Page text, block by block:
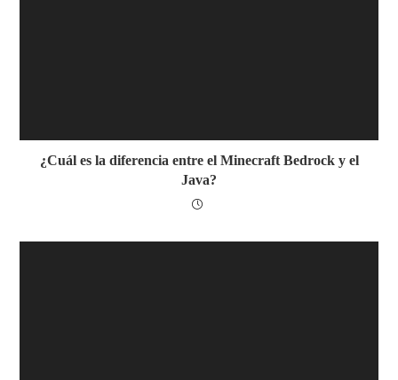
¿Cuál es la diferencia entre el Minecraft Bedrock y el
Java?